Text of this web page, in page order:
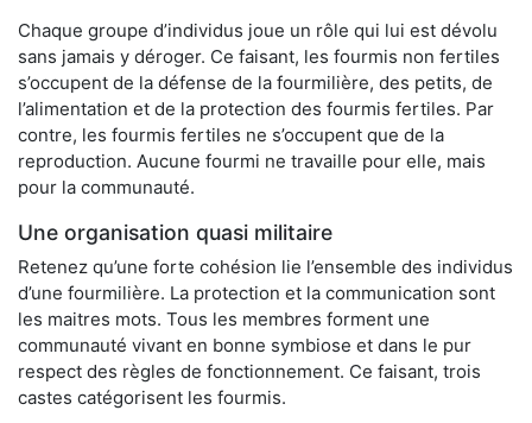
Chaque groupe d’individus joue un rôle qui lui est dévolu
sans jamais y déroger. Ce faisant, les fourmis non fertiles
s’occupent de la défense de la fourmilière, des petits, de
l’alimentation et de la protection des fourmis fertiles. Par
contre, les fourmis fertiles ne s’occupent que de la
reproduction. Aucune fourmi ne travaille pour elle, mais
pour la communauté.
Une organisation quasi militaire
Retenez qu’une forte cohésion lie l’ensemble des individus
d’une fourmilière. La protection et la communication sont
les maitres mots. Tous les membres forment une
communauté vivant en bonne symbiose et dans le pur
respect des règles de fonctionnement. Ce faisant, trois
castes catégorisent les fourmis.